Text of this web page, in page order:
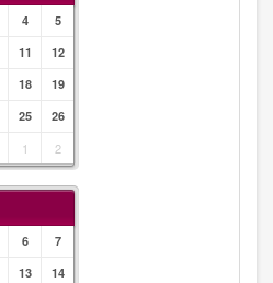
4
5
11
12
18
19
25
26
1 2
6
7
13
14